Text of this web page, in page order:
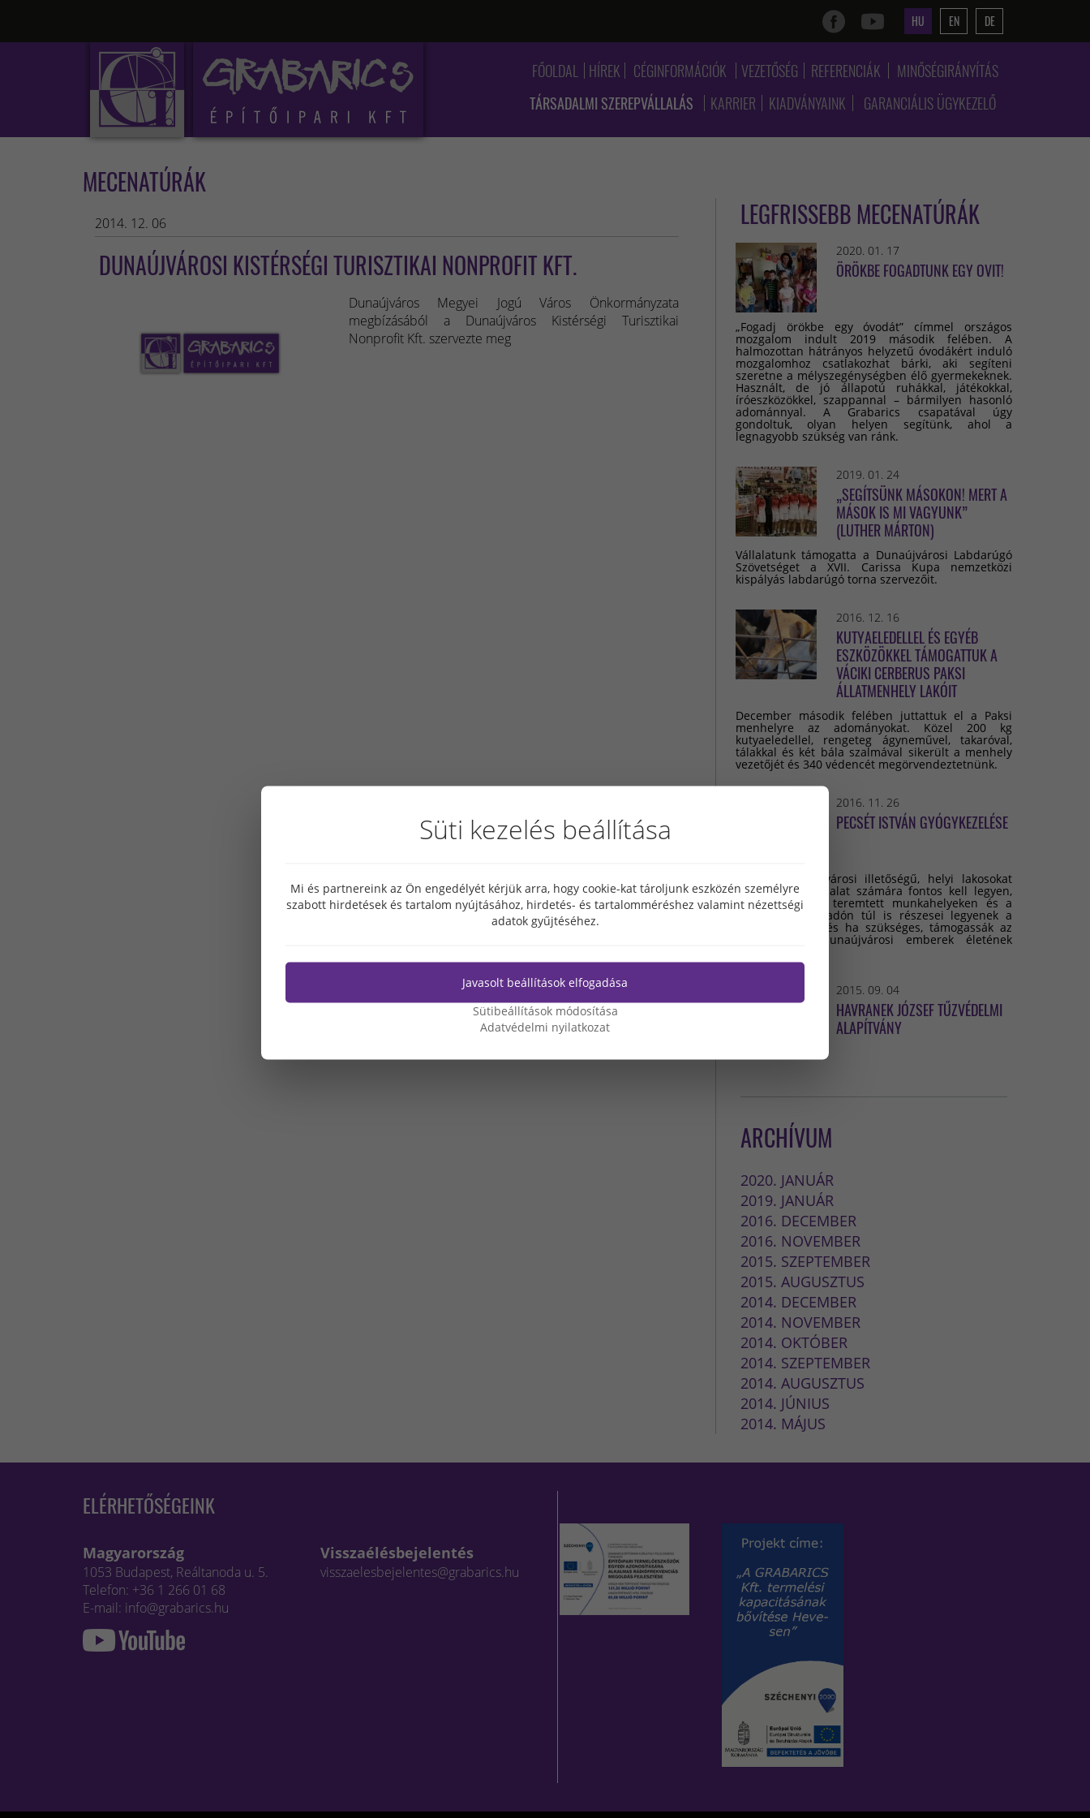
HU EN DE
FŐOLDAL HÍREK CÉGINFORMÁCIÓK VEZETŐSÉG REFERENCIÁK
MINŐSÉGIRÁNYÍTÁS
TÁRSADALMI SZEREPVÁLLALÁS
KARRIER KIADVÁNYAINK GARANCIÁLIS ÜGYKEZELŐ
MECENATÚRÁK
2014. 12. 06
DUNAÚJVÁROSI KISTÉRSÉGI TURISZTIKAI NONPROFIT KFT.
Dunaújváros Megyei Jogú Város Önkormányzata
megbízásából a Dunaújváros Kistérségi Turisztikai
Nonprofit Kft. szervezte meg
LEGFRISSEBB MECENATÚRÁK
2020. 01. 17
ÖRÖKBE FOGADTUNK EGY OVIT!
„Fogadj örökbe egy óvodát” címmel országos
mozgalom indult 2019 második felében. A
halmozottan hátrányos helyzetű óvodákért induló
mozgalomhoz csatlakozhat bárki, aki segíteni
szeretne a mélyszegénységben élő gyermekeknek.
Használt, de jó állapotú ruhákkal, játékokkal,
íróeszközökkel, szappannal – bármilyen hasonló
adománnyal. A Grabarics csapatával úgy
gondoltuk, olyan helyen segítünk, ahol a
legnagyobb szükség van ránk.
2019. 01. 24
„SEGÍTSÜNK MÁSOKON! MERT A
MÁSOK IS MI VAGYUNK”
(LUTHER MÁRTON)
Vállalatunk támogatta a Dunaújvárosi Labdarúgó
Szövetséget a XVII. Carissa Kupa nemzetközi
kispályás labdarúgó torna szervezőit.
2016. 12. 16
KUTYAELEDELLEL ÉS EGYÉB
ESZKÖZÖKKEL TÁMOGATTUK A
VÁCIKI CERBERUS PAKSI
ÁLLATMENHELY LAKÓIT
December második felében juttattuk el a Paksi
menhelyre az adományokat. Közel 200 kg
kutyaeledellel, rengeteg ágyneművel, takaróval,
tálakkal és két bála szalmával sikerült a menhely
vezetőjét és 340 védencét megörvendeztetnünk.
2016. 11. 26
PECSÉT ISTVÁN GYÓGYKEZELÉSE
Minden dunaújvárosi illetőségű, helyi lakosokat
foglalkoztató vállalat számára fontos kell legyen,
hogy az általuk teremtett munkahelyeken és a
befizetett helyi adón túl is részesei legyenek a
város életének, és ha szükséges, támogassák az
arra szoruló dunaújvárosi emberek életének
2015. 09. 04
HAVRANEK JÓZSEF TŰZVÉDELMI
ALAPÍTVÁNY
ARCHÍVUM
2020. JANUÁR
2019. JANUÁR
2016. DECEMBER
2016. NOVEMBER
2015. SZEPTEMBER
2015. AUGUSZTUS
2014. DECEMBER
2014. NOVEMBER
2014. OKTÓBER
2014. SZEPTEMBER
2014. AUGUSZTUS
2014. JÚNIUS
2014. MÁJUS
ELÉRHETŐSÉGEINK
Magyarország
1053 Budapest, Reáltanoda u. 5.
Telefon: +36 1 266 01 68
E-mail: info@grabarics.hu
Visszaélésbejelentés
visszaelesbejelentes@grabarics.hu
Süti kezelés beállítása
Mi és partnereink az Ön engedélyét kérjük arra, hogy cookie-kat tároljunk eszközén személyre
szabott hirdetések és tartalom nyújtásához, hirdetés- és tartalomméréshez valamint nézettségi
adatok gyűjtéséhez.
Javasolt beállítások elfogadása
Sütibeállítások módosítása
Adatvédelmi nyilatkozat